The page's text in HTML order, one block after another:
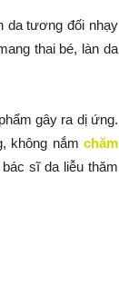
da tương đối nhạy
thai bé, làn da
gây ra dị ứng.
không nắm chăm
sĩ da liễu thăm